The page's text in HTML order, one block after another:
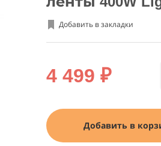
Добавить в закладки
4 499 ₽
Добавить в